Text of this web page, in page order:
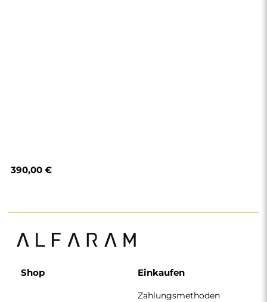
390,00 €
Shop Einkaufen
Zahlungsmethoden